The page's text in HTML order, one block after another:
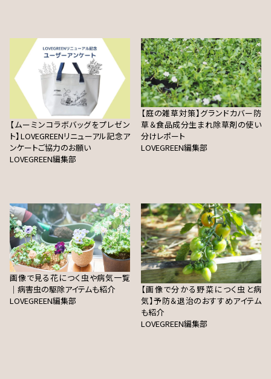
【ムーミンコラボバッグをプレゼン
ト】LOVEGREENリニューアル記念ア
ンケートご協力のお願い
LOVEGREEN編集部
【庭の雑草対策】グランドカバー防
草＆食品成分生まれ除草剤の使い
分けレポート
LOVEGREEN編集部
画像で見る花につく虫や病気一覧
｜病害虫の駆除アイテムも紹介
LOVEGREEN編集部
【画像で分かる野菜につく虫と病
気】予防＆退治のおすすめアイテム
も紹介
LOVEGREEN編集部